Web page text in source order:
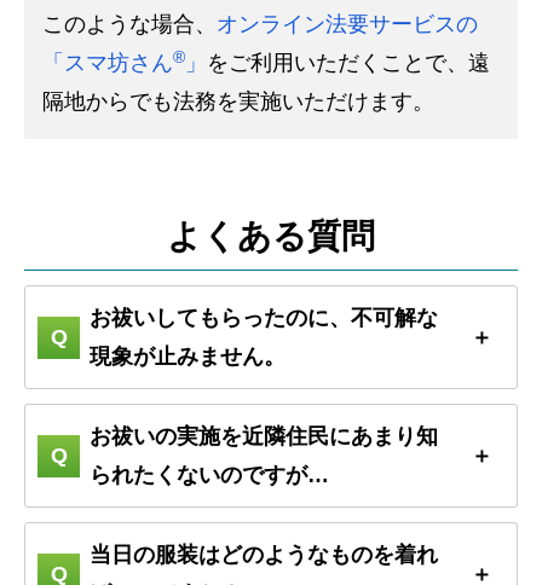
このような場合、 オンライン法要サービスの
「スマ坊さん® 」 をご利用いただくことで、遠
隔地からでも法務を実施いただけます。
よくある質問
お祓いしてもらったのに、不可解な
現象が止みません。
お祓いの実施を近隣住民にあまり知
られたくないのですが…
当日の服装はどのようなものを着れ